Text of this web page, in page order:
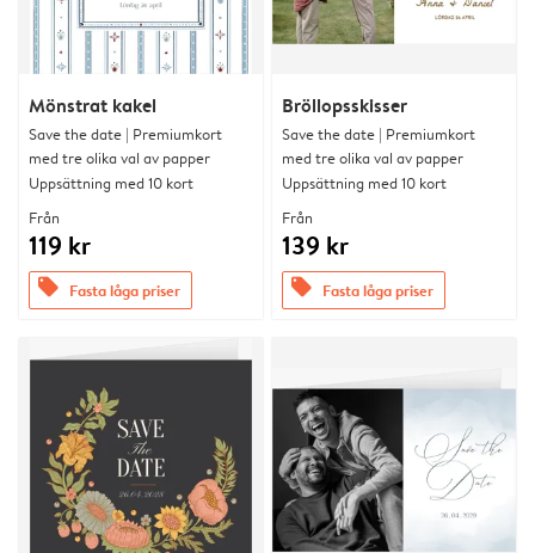
Mönstrat kakel
Save the date | Premiumkort
med tre olika val av papper
Uppsättning med 10 kort
Från
119 kr
offers Fasta låga priser
Bröllopsskisser
Save the date | Premiumkort
med tre olika val av papper
Uppsättning med 10 kort
Från
139 kr
offers Fasta låga priser